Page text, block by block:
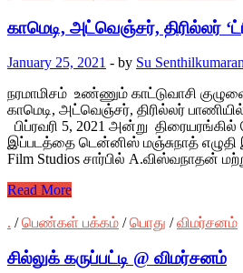
காமெடி, அட்வெஞ்சர், திரில்லர்
January 25, 2021 - by Su Senthilkumaran
நரமாமிசம் உண்ணும் காட்டுவாசி
காமெடி, அட்வெஞ்சர், திரில்லர்
பிப்ரவரி 5, 2021 அன்று
இப்படத்தை டென்னிஸ் மஞ்சுநாத் எழுதி
Film Studios சார்பில் A.விஸ்வநாதன்
Read More
. /பெண்கள் பக்கம் /பொது /விமர்சனம்
சில்லுக் கருப்பட்டி @ விமர்சனம்